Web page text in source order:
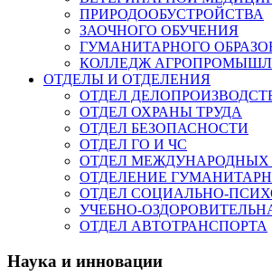
ПРИРОДООБУСТРОЙСТВА
ЗАОЧНОГО ОБУЧЕНИЯ
ГУМАНИТАРНОГО
КОЛЛЕДЖ
ОТДЕЛЫ И ОТДЕЛЕНИЯ
ОТДЕЛ
ОТДЕЛ ОХРАНЫ ТРУДА
ОТДЕЛ БЕЗОПАСНОСТИ
ОТДЕЛ ГО И ЧС
ОТДЕЛ МЕЖДУНАРОДНЫХ
ОТДЕЛЕНИЕ
ОТДЕЛ СОЦИАЛЬНО-
УЧЕБНО-
ОТДЕЛ АВТОТРАНСПОРТА
Наука и инновации